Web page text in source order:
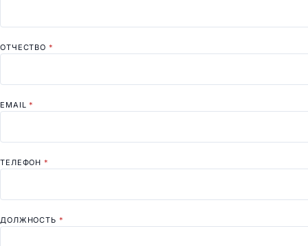
ОТЧЕСТВО *
EMAIL*
ТЕЛЕФОН*
ДОЛЖНОСТЬ *